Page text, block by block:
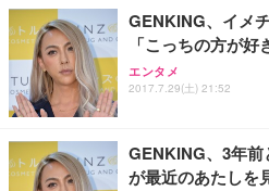
GENKING、イメ
「こっちの方が
エンタメ
2017.7.29(土) 21:52
GENKING、3年
が最近のあたしを